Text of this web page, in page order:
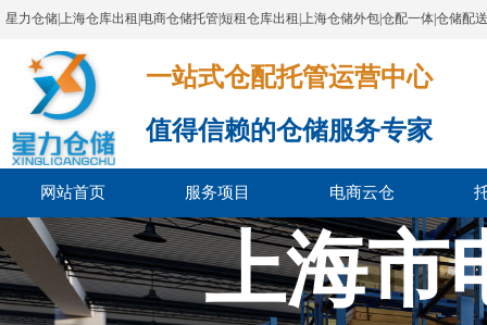
星力仓储|上海仓库出租|电商仓储托管|短租仓库出租|上海仓储外包|仓配一体|仓储配
一站式仓配托管运营中心​​​​​​​​​​​​​​​​​
值得信赖的仓储服务专家
网站首页 服务项目 电商云仓
上海市